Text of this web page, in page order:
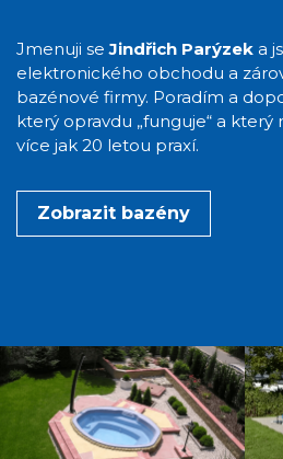
Jmenuji seJindřich Parýzek a
elektronického obchodu a
bazénové firmy. Poradím a
který opravdu „funguje“ a který
více jak 20 letou praxí.
Zobrazit bazény